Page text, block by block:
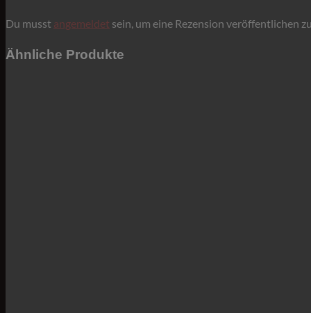
Du musst angemeldet sein, um eine Rezension veröffentlichen
Ähnliche Produkte